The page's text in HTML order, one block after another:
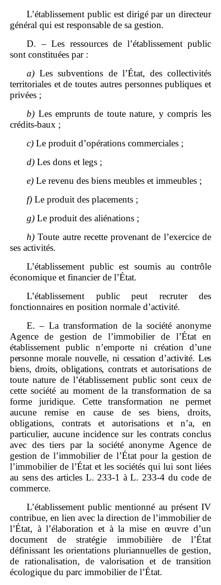
L’établissement public est dirigé par un directeur
général qui est responsable de sa gestion.
D. – Les ressources de l’établissement public
sont constituées par :
a) Les subventions de l’État, des collectivités
territoriales et de toutes autres personnes publiques et
privées ;
b) Les emprunts de toute nature, y compris les
crédits‑baux ;
c) Le produit d’opérations commerciales ;
d) Les dons et legs ;
e) Le revenu des biens meubles et immeubles ;
f) Le produit des placements ;
g) Le produit des aliénations ;
h) Toute autre recette provenant de l’exercice de
ses activités.
L’établissement public est soumis au contrôle
économique et financier de l’État.
L’établissement public peut recruter des
fonctionnaires en position normale d’activité.
E. – La transformation de la société anonyme
Agence de gestion de l’immobilier de l’État en
établissement public n’emporte ni création d’une
personne morale nouvelle, ni cessation d’activité. Les
biens, droits, obligations, contrats et autorisations de
toute nature de l’établissement public sont ceux de
cette société au moment de la transformation de sa
forme juridique. Cette transformation ne permet
aucune remise en cause de ses biens, droits,
obligations, contrats et autorisations et n’a, en
particulier, aucune incidence sur les contrats conclus
avec des tiers par la société anonyme Agence de
gestion de l’immobilier de l’État pour la gestion de
l’immobilier de l’État et les sociétés qui lui sont liées
au sens des articles L. 233‑1 à L. 233‑4 du code de
commerce.
L’établissement public mentionné au présent IV
contribue, en lien avec la direction de l’immobilier de
l’État, à l’élaboration et à la mise en œuvre d’un
document de stratégie immobilière de l’État
définissant les orientations pluriannuelles de gestion,
de rationalisation, de valorisation et de transition
écologique du parc immobilier de l’État.